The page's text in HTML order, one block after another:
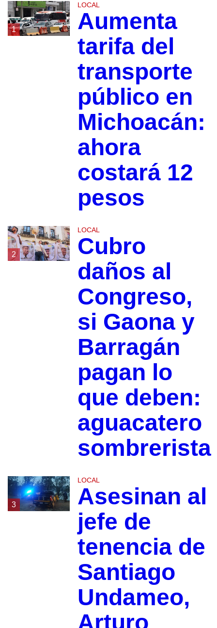
1
LOCAL
Aumenta
tarifa del
transporte
público en
Michoacán:
ahora
costará 12
pesos
2
LOCAL
Cubro
daños al
Congreso,
si Gaona y
Barragán
pagan lo
que deben:
aguacatero
sombrerista
3
LOCAL
Asesinan al
jefe de
tenencia de
Santiago
Undameo,
Arturo